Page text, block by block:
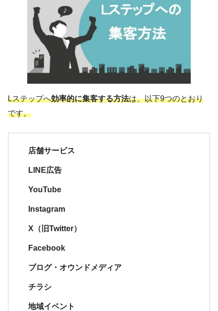
Lステップへ効率的に集客する方法は、以下9つのとおり
です。
店舗サービス
LINE広告
YouTube
Instagram
X（旧Twitter）
Facebook
ブログ・オウンドメディア
チラシ
地域イベント